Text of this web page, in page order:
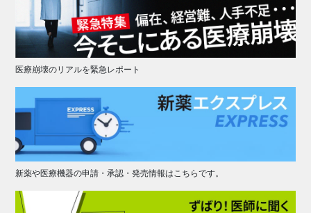
医療崩壊のリアルを緊急レポート
新薬や医療機器の申請・承認・発売情報はこちらです。